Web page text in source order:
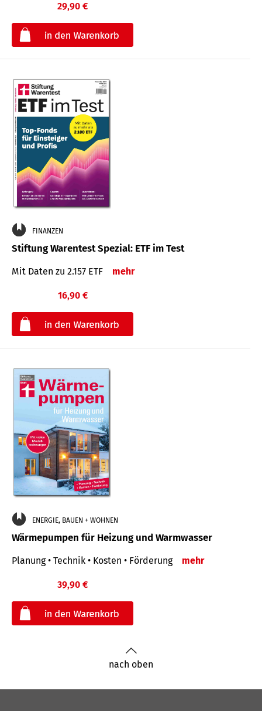
29,90 €
FINANZEN
Stiftung Warentest Spezial: ETF im Test
Mit Daten zu 2.157 ETF mehr
16,90 €
ENERGIE, BAUEN + WOHNEN
Wärmepumpen für Heizung und Warmwasser
Planung • Technik • Kosten • Förderung mehr
39,90 €
nach oben